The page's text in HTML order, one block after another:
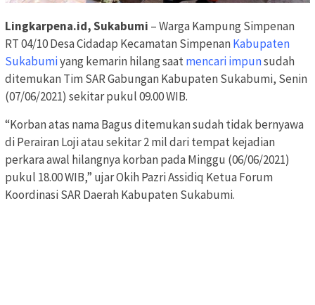
Lingkarpena.id, Sukabumi – Warga Kampung Simpenan
RT 04/10 Desa Cidadap Kecamatan SimpenanKabupaten
Sukabumiyang kemarin hilang saatmencari impunsudah
ditemukan Tim SAR Gabungan Kabupaten Sukabumi, Senin
(07/06/2021) sekitar pukul 09.00 WIB.
“Korban atas nama Bagus ditemukan sudah tidak bernyawa
di Perairan Loji atau sekitar 2 mil dari tempat kejadian
perkara awal hilangnya korban pada Minggu (06/06/2021)
pukul 18.00 WIB,” ujar Okih Pazri Assidiq Ketua Forum
Koordinasi SAR Daerah Kabupaten Sukabumi.